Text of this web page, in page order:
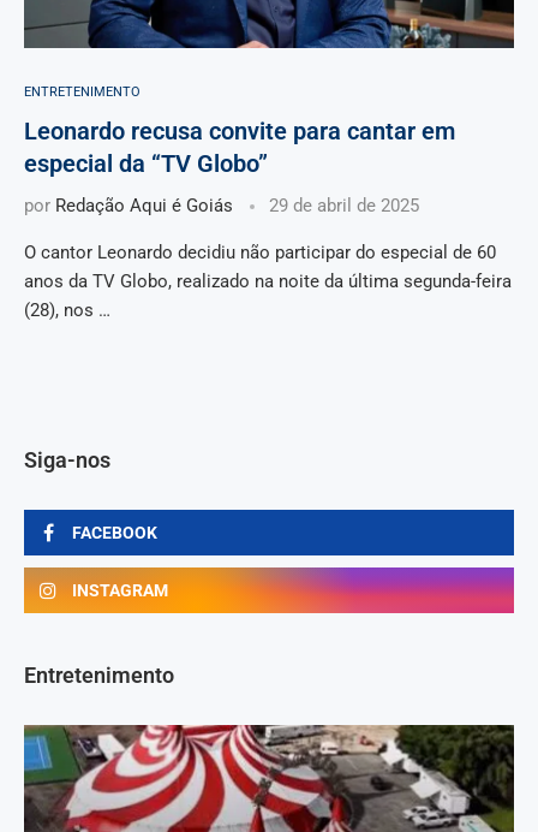
ENTRETENIMENTO
Leonardo recusa convite para cantar em
especial da “TV Globo”
por Redação Aqui é Goiás 29 de abril de 2025
O cantor Leonardo decidiu não participar do especial de 60
anos da TV Globo, realizado na noite da última segunda-feira
(28), nos …
Siga-nos
FACEBOOK
INSTAGRAM
Entretenimento